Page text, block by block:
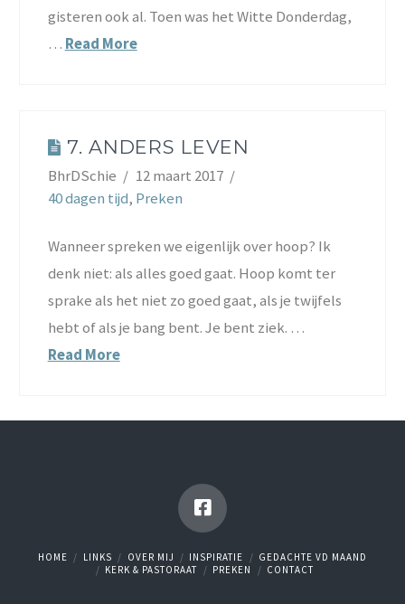
gisteren ook al. Toen was het Witte Donderdag,
… Read More
7. ANDERS LEVEN
BhrDSchie
12 maart 2017
40 dagen tijd, Preken
Wanneer spreken we eigenlijk over hoop? Ik
denk niet: als alles goed gaat. Hoop komt ter
sprake als het niet zo goed gaat, als je twijfels
hebt of als je bang bent. Je bent ziek. …
Read More
HOME LINKS OVER MIJ INSPIRATIE
GEDACHTE VD MAAND
KERK & PASTORAAT
PREKEN CONTACT